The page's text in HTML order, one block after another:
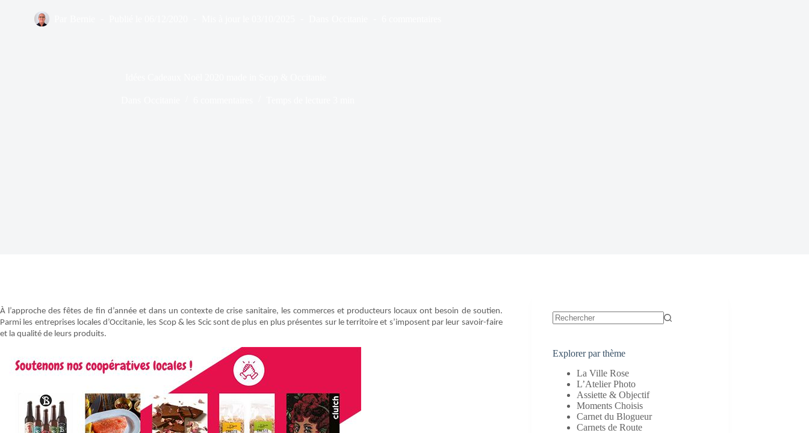
À l’approche des fêtes de fin d’année et dans un contexte de crise sanitaire, les commerces et producteurs locaux ont besoin de soutien.
Parmi les entreprises locales d’Occitanie, les Scop & les Scic sont de plus en plus présentes sur le territoire et s’imposent par leur savoir-faire
et la qualité de leurs produits.
Explorer par thème
La Ville Rose
L’Atelier Photo
Assiette & Objectif
Moments Choisis
Carnet du Blogueur
Carnets de Route